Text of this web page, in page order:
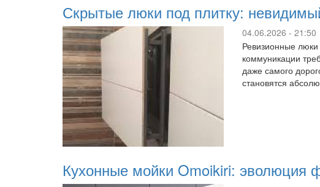
Скрытые люки под плитку:
04.06.2026 - 21:50
Ревизионные
коммуникации
даже самого
становятся
Кухонные мойки Omoikiri: эволюция